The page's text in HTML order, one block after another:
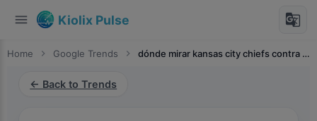
menu Kiolix Pulse g_translate
Home chevron_right Google Trends chevron_right dónde mirar kansas city chiefs contra denver broncos
← Back to Trends